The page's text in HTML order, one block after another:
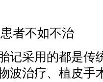
者不如不治
记采用的都是传
波治疗、植皮手